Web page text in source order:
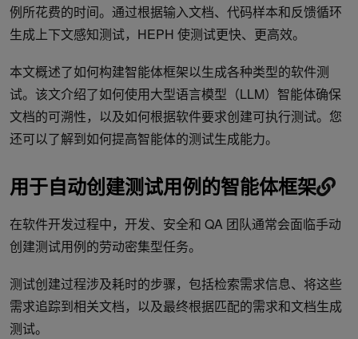
例所花费的时间。通过根据输入文档、代码样本和反馈循环
生成上下文感知测试，HEPH 使测试更快、更高效。
本文概述了如何构建智能体框架以生成各种类型的软件测
试。该文介绍了如何使用大型语言模型（LLM）智能体确保
文档的可溯性，以及如何根据软件要求创建可执行测试。您
还可以了解到如何提高智能体的测试生成能力。
用于自动创建测试用例的智能体框架
在软件开发过程中，开发、安全和 QA 团队通常会面临手动
创建测试用例的劳动密集型任务。
测试创建过程涉及耗时的步骤，包括检索需求信息、将这些
需求追踪到相关文档，以及最终根据匹配的需求和文档生成
测试。